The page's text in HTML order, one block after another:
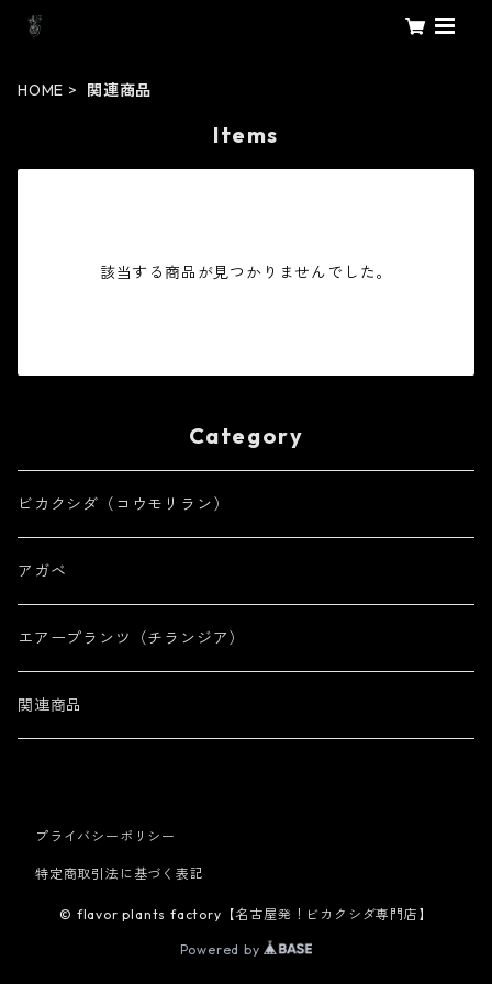
HOME 関連商品
Items
該当する商品が見つかりませんでした。
Category
ビカクシダ（コウモリラン）
アガベ
エアープランツ（チランジア）
関連商品
プライバシーポリシー
特定商取引法に基づく表記
© flavor plants factory【名古屋発！ビカクシダ専門店】
Powered by